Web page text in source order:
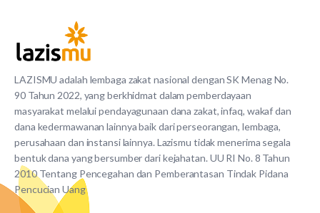
LAZISMU adalah lembaga zakat nasional dengan SK Menag No.
90 Tahun 2022, yang berkhidmat dalam pemberdayaan
masyarakat melalui pendayagunaan dana zakat, infaq, wakaf dan
dana kedermawanan lainnya baik dari perseorangan, lembaga,
perusahaan dan instansi lainnya. Lazismu tidak menerima segala
bentuk dana yang bersumber dari kejahatan. UU RI No. 8 Tahun
2010 Tentang Pencegahan dan Pemberantasan Tindak Pidana
Pencucian Uang